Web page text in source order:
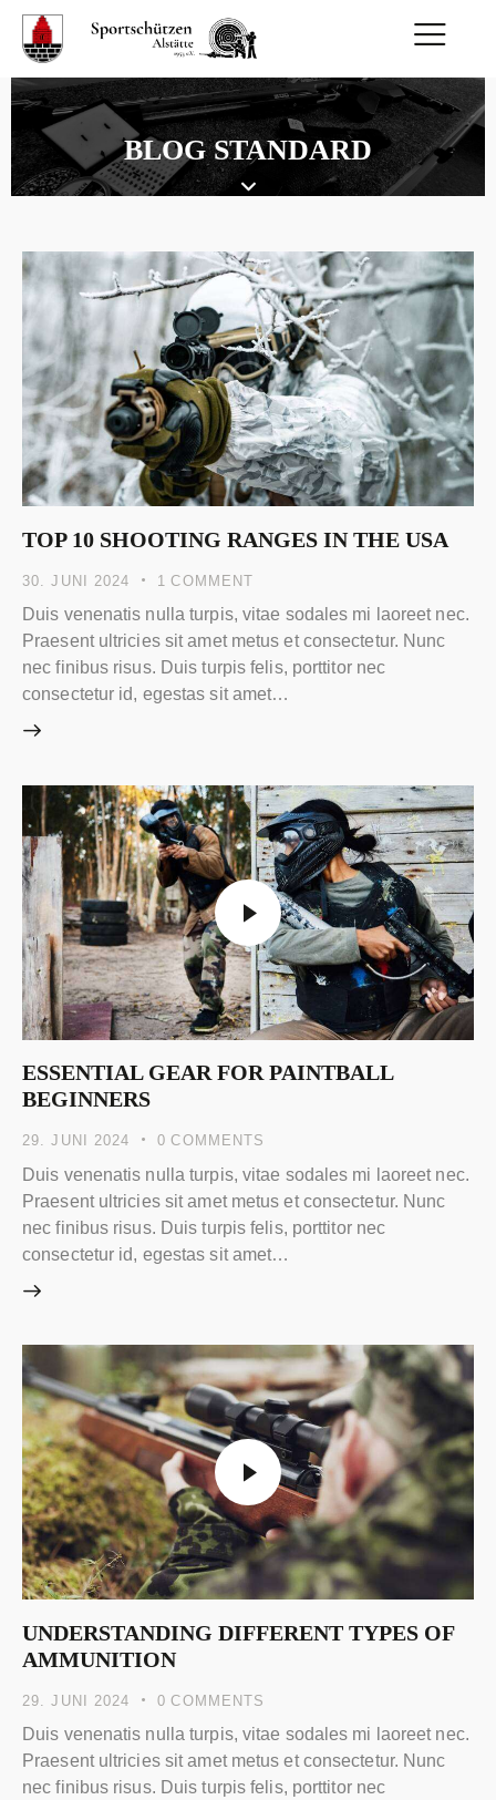
BLOG STANDARD
TOP 10 SHOOTING RANGES IN THE USA
30. JUNI 2024 1 COMMENT
Duis venenatis nulla turpis, vitae sodales mi laoreet nec.
Praesent ultricies sit amet metus et consectetur. Nunc
nec finibus risus. Duis turpis felis, porttitor nec
consectetur id, egestas sit amet…
ESSENTIAL GEAR FOR PAINTBALL
BEGINNERS
29. JUNI 2024 0 COMMENTS
Duis venenatis nulla turpis, vitae sodales mi laoreet nec.
Praesent ultricies sit amet metus et consectetur. Nunc
nec finibus risus. Duis turpis felis, porttitor nec
consectetur id, egestas sit amet…
UNDERSTANDING DIFFERENT TYPES OF
AMMUNITION
29. JUNI 2024 0 COMMENTS
Duis venenatis nulla turpis, vitae sodales mi laoreet nec.
Praesent ultricies sit amet metus et consectetur. Nunc
nec finibus risus. Duis turpis felis, porttitor nec